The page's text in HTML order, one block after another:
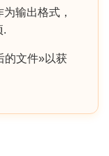
输出格式，
.
的文件»以获